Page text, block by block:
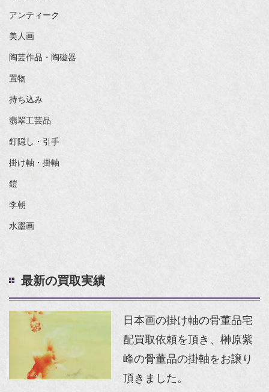
アンティーク
美人画
陶芸作品・陶磁器
置物
持ち込み
翡翠工芸品
釘隠し・引手
掛け軸・掛軸
鎧
李朝
水墨画
最新の買取実績
日本画の掛け軸の骨董品宅
配買取依頼を頂き、榊原紫
峰の骨董品の掛軸をお譲り
頂きました。